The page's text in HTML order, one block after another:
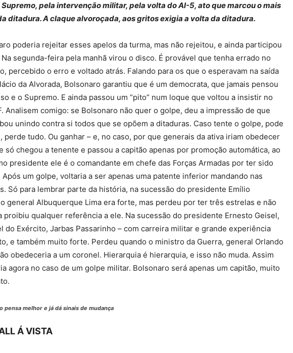
pela intervenção militar, pela volta do AI-5, ato que marcou o mais
ditadura. A claque alvoroçada, aos gritos exigia a volta da ditadura.
poderia rejeitar esses apelos da turma, mas não rejeitou, e ainda participou
segunda-feira pela manhã virou o disco. É provável que tenha errado no
percebido o erro e voltado atrás. Falando para os que o esperavam na saída
da Alvorada, Bolsonaro garantiu que é um democrata, que jamais pensou
e o Supremo. E ainda passou um “pito” num loque que voltou a insistir no
Analisem comigo: se Bolsonaro não quer o golpe, deu a impressão de que
unindo contra si todos que se opõem a ditaduras. Caso tente o golpe, pode
perde tudo. Ou ganhar – e, no caso, por que generais da ativa iriam obedecer
só chegou a tenente e passou a capitão apenas por promoção automática, ao
presidente ele é o comandante em chefe das Forças Armadas por ter sido
um golpe, voltaria a ser apenas uma patente inferior mandando nas
Só para lembrar parte da história, na sucessão do presidente Emílio
general Albuquerque Lima era forte, mas perdeu por ter três estrelas e não
proibiu qualquer referência a ele. Na sucessão do presidente Ernesto Geisel,
do Exército, Jarbas Passarinho – com carreira militar e grande experiência
e também muito forte. Perdeu quando o ministro da Guerra, general Orlando
obedeceria a um coronel. Hierarquia é hierarquia, e isso não muda. Assim
agora no caso de um golpe militar. Bolsonaro será apenas um capitão, muito
pensa melhor e já dá sinais de mudança
Á VISTA